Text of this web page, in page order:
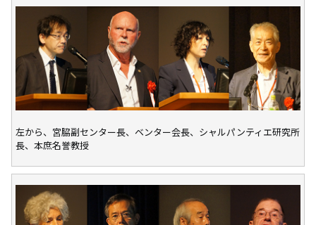
左から、宮脇副センター長、ベンター会長、シャルパンティエ研究所
長、本庶名誉教授